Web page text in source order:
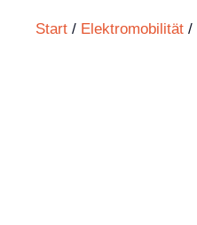
Start / Elektromobilität /